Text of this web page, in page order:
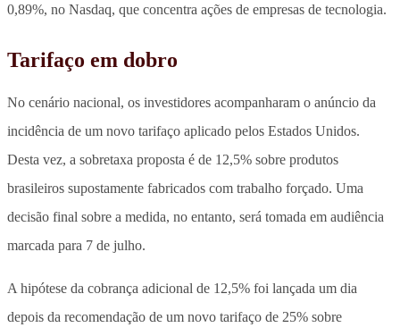
0,89%, no Nasdaq, que concentra ações de empresas de tecnologia.
Tarifaço em dobro
No cenário nacional, os investidores acompanharam o anúncio da
incidência de um novo tarifaço aplicado pelos Estados Unidos.
Desta vez, a sobretaxa proposta é de 12,5% sobre produtos
brasileiros supostamente fabricados com trabalho forçado. Uma
decisão final sobre a medida, no entanto, será tomada em audiência
marcada para 7 de julho.
A hipótese da cobrança adicional de 12,5% foi lançada um dia
depois da recomendação de um novo tarifaço de 25% sobre